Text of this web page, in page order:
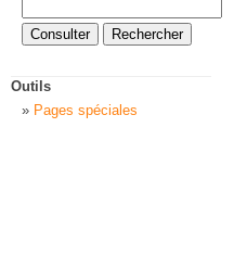
Outils
Pages spéciales